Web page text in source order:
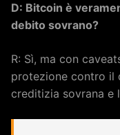
D: Bitcoin è
debito sovrano?
R: Sì, ma con
protezione contro il
creditizia sovrana e